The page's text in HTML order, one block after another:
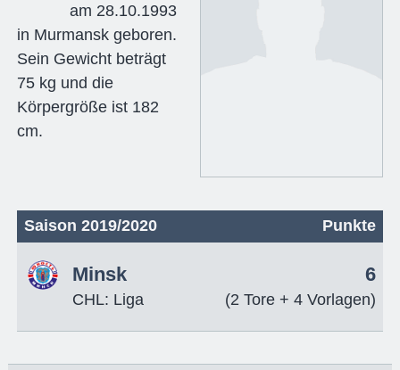
am 28.10.1993
in Murmansk geboren.
Sein Gewicht beträgt
75 kg und die
Körpergröße ist 182
cm.
Saison 2019/2020 Punkte
Minsk
CHL: Liga
6
(2 Tore + 4 Vorlagen)